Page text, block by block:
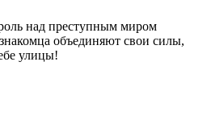
над преступным миром
объединяют свои силы,
улицы!